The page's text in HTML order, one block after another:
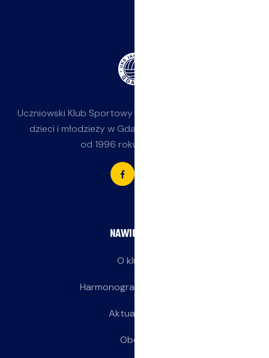
Uczniowski Klub Sportowy
dzieci i młodzieży w Gdańsku-Jasieniu. Działamy
od 1996 roku przy SP 85.
NAWIGACJA
O klubie
Harmonogram treningów
Aktualności
Obozy